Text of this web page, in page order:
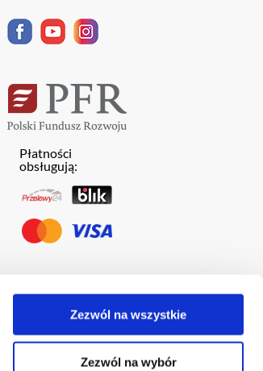
Zezwól na wszystkie
Zezwól na wybór
Płatności
obsługują: